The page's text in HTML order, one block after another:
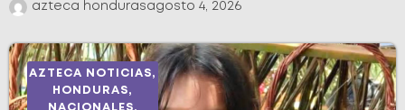
azteca hondurasagosto 4, 2026
AZTECA NOTICIAS,
HONDURAS,
NACIONALES,